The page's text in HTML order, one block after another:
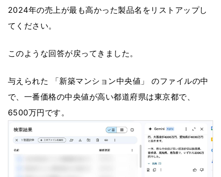
2024年の売上が最も高かった製品名をリストアップし
てください。
このような回答が戻ってきました。
与えられた 「新築マンション中央値」 のファイルの中
で、一番価格の中央値が高い都道府県は東京都で、
6500万円です。